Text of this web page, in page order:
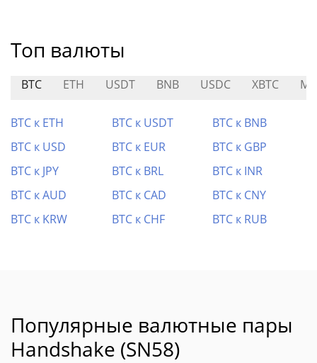
Топ валюты
BTC ETH USDT BNB USDC XBTC
BTC к ETH BTC к USDT
BTC к BNB
BTC к USD
BTC к EUR
BTC к GBP
BTC к JPY
BTC к BRL
BTC к INR
BTC к AUD
BTC к CAD
BTC к CNY
BTC к KRW
BTC к CHF BTC к RUB
Популярные валютные пары
Handshake (SN58)